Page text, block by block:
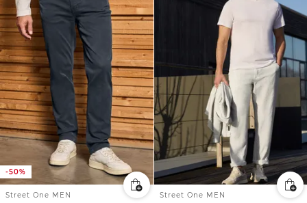
-50%
Street One MEN Street One MEN